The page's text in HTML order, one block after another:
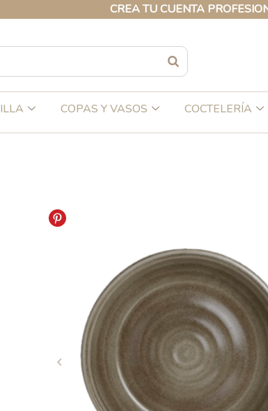
CREA TU CUENTA PROFESIONAL Y
COPAS Y VASOS COCTELERÍA